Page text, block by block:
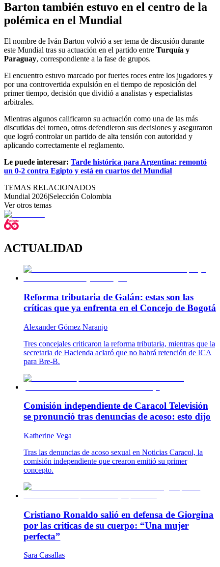
Barton también estuvo en el centro de la
polémica en el Mundial
El nombre de Iván Barton volvió a ser tema de discusión durante
este Mundial tras su actuación en el partido entre Turquía y
Paraguay, correspondiente a la fase de grupos.
El encuentro estuvo marcado por fuertes roces entre los jugadores y
por una controvertida expulsión en el tiempo de reposición del
primer tiempo, decisión que dividió a analistas y especialistas
arbitrales.
Mientras algunos calificaron su actuación como una de las más
discutidas del torneo, otros defendieron sus decisiones y aseguraron
que logró controlar un partido de alta tensión con autoridad y
aplicando correctamente el reglamento.
Le puede interesar: Tarde histórica para Argentina: remontó
un 0-2 contra Egipto y está en cuartos del Mundial
TEMAS RELACIONADOS
Mundial 2026|Selección Colombia
Ver otros temas
ACTUALIDAD
Reforma tributaria de Galán: estas son las
críticas que ya enfrenta en el Concejo de Bogotá
Alexander Gómez Naranjo
Tres concejales criticaron la reforma tributaria, mientras que la
secretaria de Hacienda aclaró que no habrá retención de ICA
para Bre-B.
Comisión independiente de Caracol Televisión
se pronunció tras denuncias de acoso: esto dijo
Katherine Vega
Tras las denuncias de acoso sexual en Noticias Caracol, la
comisión independiente que crearon emitió su primer
concepto.
Cristiano Ronaldo salió en defensa de Giorgina
por las criticas de su cuerpo: “Una mujer
perfecta”
Sara Casallas